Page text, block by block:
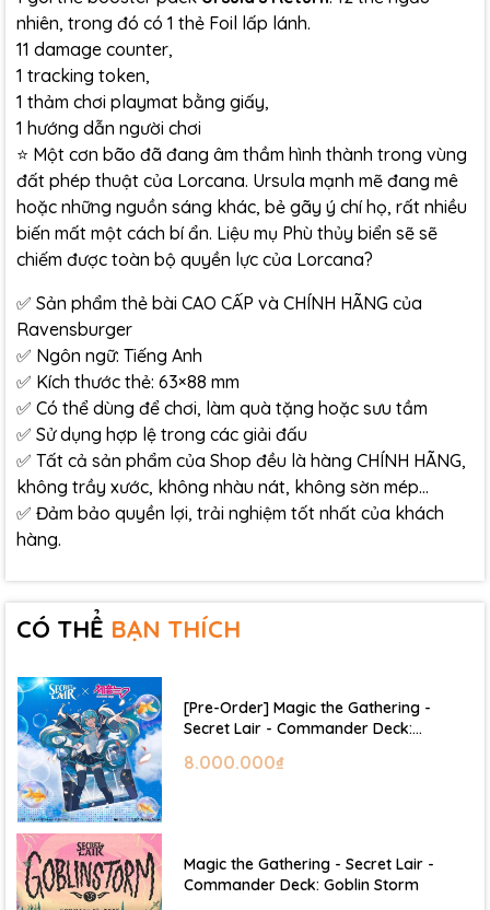
nhiên, trong đó có 1 thẻ Foil lấp lánh.
11 damage counter,
1 tracking token,
1 thảm chơi playmat bằng giấy,
1 hướng dẫn người chơi
⭐ Một cơn bão đã đang âm thầm hình thành trong vùng
đất phép thuật của Lorcana. Ursula mạnh mẽ đang mê
hoặc những nguồn sáng khác, bẻ gãy ý chí họ, rất nhiều
biến mất một cách bí ẩn. Liệu mụ Phù thủy biển sẽ sẽ
chiếm được toàn bộ quyền lực của Lorcana?
✅ Sản phẩm thẻ bài CAO CẤP và CHÍNH HÃNG của
Ravensburger
✅ Ngôn ngữ: Tiếng Anh
✅ Kích thước thẻ: 63×88 mm
✅ Có thể dùng để chơi, làm quà tặng hoặc sưu tầm
✅ Sử dụng hợp lệ trong các giải đấu
✅ Tất cả sản phẩm của Shop đều là hàng CHÍNH HÃNG,
không trầy xước, không nhàu nát, không sờn mép…
✅ Đảm bảo quyền lợi, trải nghiệm tốt nhất của khách
hàng.
CÓ THỂ BẠN THÍCH
[Pre-Order] Magic the Gathering -
Secret Lair - Commander Deck:
8.000.000₫
Magic the Gathering - Secret Lair -
Commander Deck: Goblin Storm